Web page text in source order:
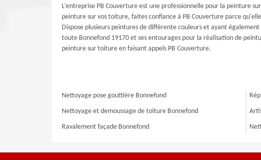
L’entreprise PB Couverture est une professionnelle pour la peinture
peinture sur vos toiture, faites confiance à PB Couverture parce
Dispose plusieurs peintures de différente couleurs et ayant
toute Bonnefond 19170 et ses entourages pour la réalisation de
peinture sur toiture en faisant appels PB Couverture.
Nettoyage pose gouttière Bonnefond
Nettoyage et demoussage de toiture Bonnefond
Ravalement façade Bonnefond